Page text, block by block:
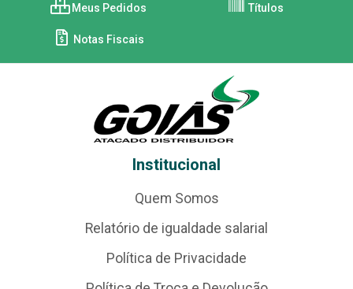
Meus Pedidos Títulos
Notas Fiscais
Institucional
Quem Somos
Relatório de igualdade salarial
Política de Privacidade